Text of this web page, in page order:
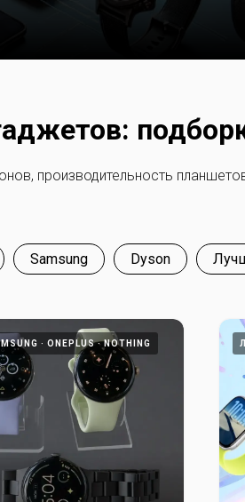
производительность
Samsung Dyson
ONEPLUS NOTHING